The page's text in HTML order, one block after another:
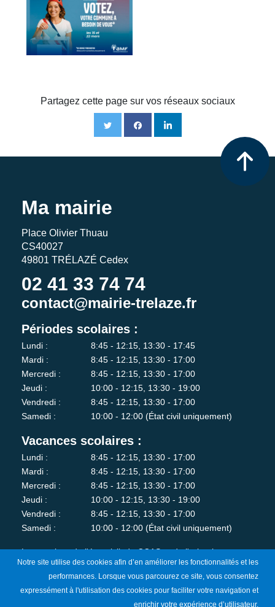
Partagez cette page sur vos réseaux sociaux
Ma mairie
Place Olivier Thuau
CS40027
49801 TRÉLAZÉ Cedex
02 41 33 74 74
contact@mairie-trelaze.fr
Périodes scolaires :
Lundi :
8:45 - 12:15, 13:30 - 17:45
Mardi :
8:45 - 12:15, 13:30 - 17:00
Mercredi :
8:45 - 12:15, 13:30 - 17:00
Jeudi :
10:00 - 12:15, 13:30 - 19:00
Vendredi :
8:45 - 12:15, 13:30 - 17:00
Samedi :
10:00 - 12:00 (État civil uniquement)
Vacances scolaires :
Lundi :
8:45 - 12:15, 13:30 - 17:00
Mardi :
8:45 - 12:15, 13:30 - 17:00
Mercredi :
8:45 - 12:15, 13:30 - 17:00
Jeudi :
10:00 - 12:15, 13:30 - 19:00
Vendredi :
8:45 - 12:15, 13:30 - 17:00
Samedi :
10:00 - 12:00 (État civil uniquement)
Les services de l'état-civil, du CCAS et de l'urbanisme sont
fermés au public le lundi matin.
Je m'abonne à la newsletter
Notre site utilise des cookies afin d’en améliorer les fonctionnalités et les
performances. Lorsque vous parcourez ce site, vous consentez
expressément à l'utilisation des cookies pour faciliter votre navigation et
enrichir votre expérience d’utilisateur.